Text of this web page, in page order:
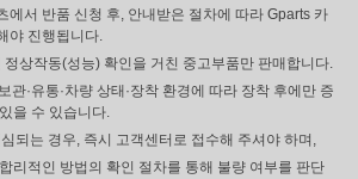
에서 반품 신청 후, 안내받은 절차에 따라 Gparts 카
야 진행됩니다.
상작동(성능) 확인을 거친 중고부품만 판매합니다.
관·유통·차량 상태·장착 환경에 따라 장착 후에만 증
을 수 있습니다.
되는 경우, 즉시 고객센터로 접수해 주셔야 하며,
리적인 방법의 확인 절차를 통해 불량 여부를 판단